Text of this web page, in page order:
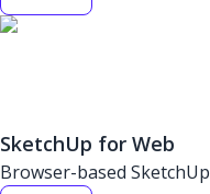
SketchUp for Web
Browser-based SketchUp